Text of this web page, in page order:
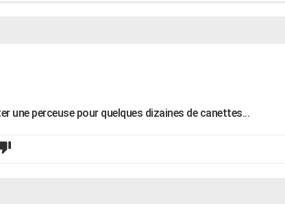
une perceuse pour quelques dizaines de canettes...